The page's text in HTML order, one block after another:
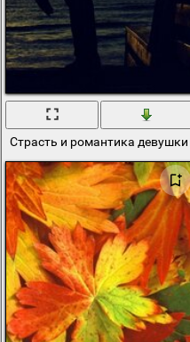
Страсть и романтика